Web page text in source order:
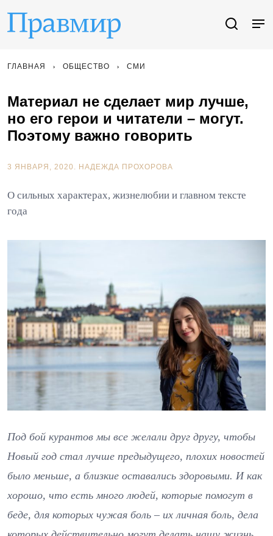
ГЛАВНАЯ ОБЩЕСТВО СМИ
Материал не сделает мир лучше,
но его герои и читатели – могут.
Поэтому важно говорить
3 ЯНВАРЯ, 2020. НАДЕЖДА ПРОХОРОВА
О сильных характерах, жизнелюбии и главном тексте
года
Под бой курантов мы все желали друг другу, чтобы
Новый год стал лучше предыдущего, плохих новостей
было меньше, а близкие оставались здоровыми. И как
хорошо, что есть много людей, которые помогут в
беде, для которых чужая боль – их личная боль, дела